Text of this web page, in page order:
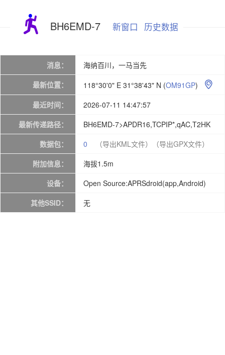
BH6EMD-7 新窗口 历史数据
消息：
海纳百川，一马当先
最新位置：
118°30'0" E 31°38'43" N (OM91GP) 
最近时间：
2026-07-11 14:47:57
最新传递路径：
BH6EMD-7>APDR16,TCPIP*,qAC,T2HK
数据包：
0 （导出KML文件）
（导出GPX文件）
附加信息：
海拔1.5m
设备：
Open Source:APRSdroid(app,Android)
其他SSID：
无